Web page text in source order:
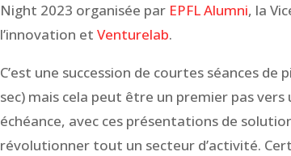
Night 2023 organisée par EPFL Alumni, la
l’innovation et Venturelab.
C’est une succession de courtes séances
sec) mais cela peut être un premier pas
échéance, avec ces présentations de
révolutionner tout un secteur d’activité.